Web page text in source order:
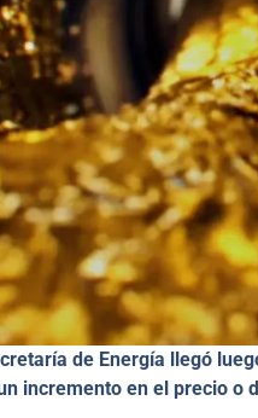
de Energía llegó
incremento en el precio o